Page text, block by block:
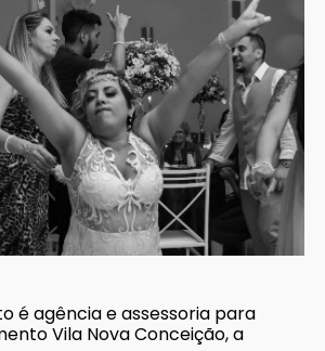
é agência e assessoria para
Vila Nova Conceição, a